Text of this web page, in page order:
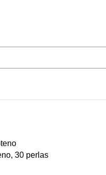
30 perlas